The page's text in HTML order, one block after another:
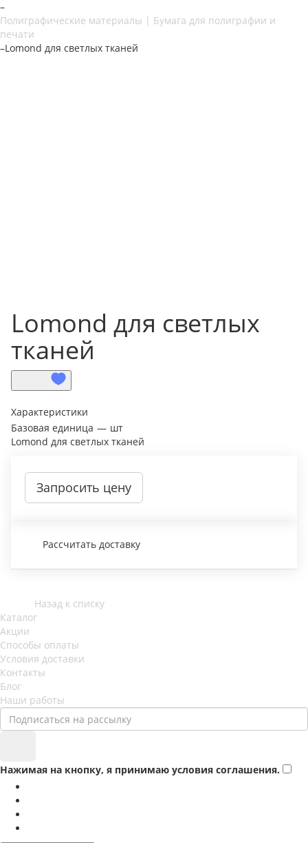
–
Полиграфические материалы | Бумага для полиграфии и
печати
–Lomond для светлых тканей
Lomond для светлых
тканей
Характеристики
Базовая единица — шт
Lomond для светлых тканей
Запросить цену
Рассчитать доставку
Назад к списку
Каталог
Акции
Способы оплаты
Условия доставки
Контакты
Блог
Наши работы
Нажимая на кнопку, я принимаю условия соглашения.